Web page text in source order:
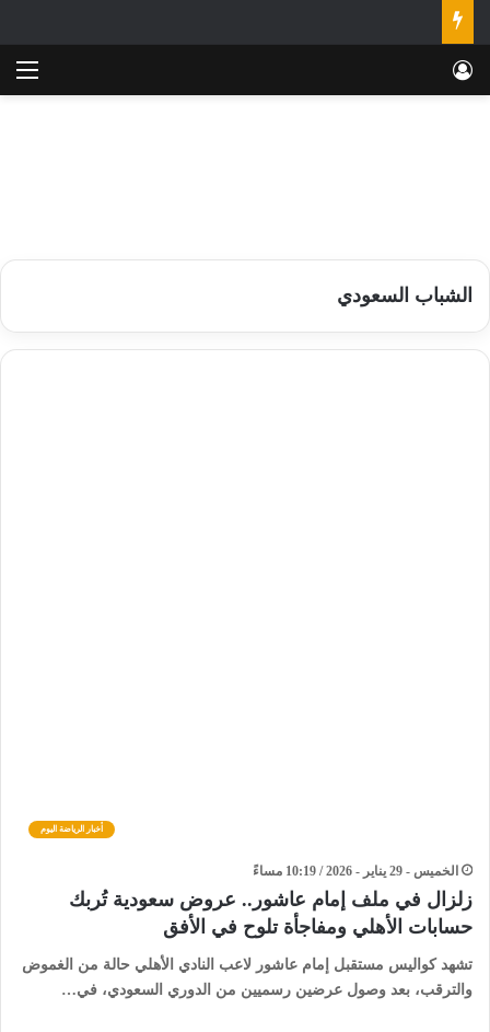
الشباب السعودي
أخبار الرياضة اليوم
الخميس - 29 يناير - 2026 / 10:19 مساءً
زلزال في ملف إمام عاشور.. عروض سعودية تُربك
حسابات الأهلي ومفاجأة تلوح في الأفق
تشهد كواليس مستقبل إمام عاشور لاعب النادي الأهلي حالة من الغموض
والترقب، بعد وصول عرضين رسميين من الدوري السعودي، في…